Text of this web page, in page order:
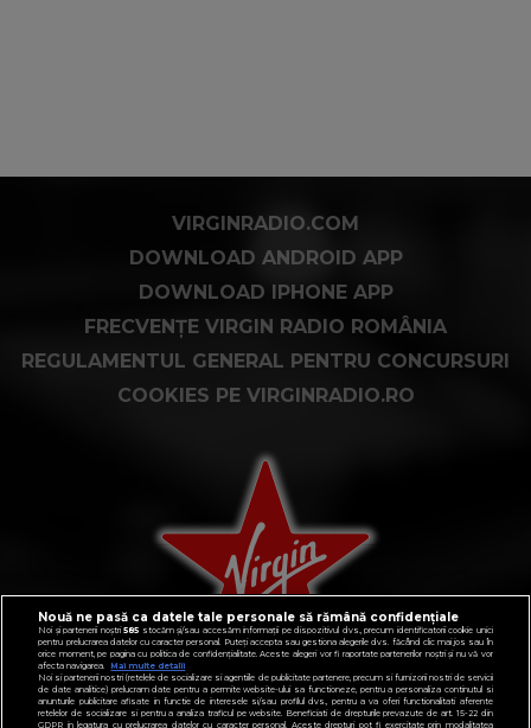
VIRGINRADIO.COM
DOWNLOAD ANDROID APP
DOWNLOAD IPHONE APP
FRECVENȚE VIRGIN RADIO ROMÂNIA
REGULAMENTUL GENERAL PENTRU CONCURSURI
COOKIES PE VIRGINRADIO.RO
Nouă ne pasă ca datele tale personale să rămână confidențiale
Noi și partenerii noștri585 stocăm și/sau accesăm informații pe dispozitivul dvs., precum identificatorii cookie unici
pentru prelucrarea datelor cu caracter personal. Puteți accepta sau gestiona alegerile dvs. făcând clic mai jos sau în
orice moment, pe pagina cu politica de confidențialitate. Aceste alegeri vor fi raportate partenerilor noștri și nu vă vor
afecta navigarea.
Mai multe detalii
Noi si partenerii nostri (retelele de socializare si agentiile de publicitate partenere, precum si furnizorii nostri de servicii
de date analitice) prelucram date pentru a permite website-ului sa functioneze, pentru a personaliza continutul si
anunturile publicitare afisate in functie de interesele si/sau profilul dvs., pentru a va oferi functionalitati aferente
retelelor de socializare si pentru a analiza traficul pe website. Beneficiati de drepturile prevazute de art. 15-22 din
GDPR in legatura cu prelucrarea datelor cu caracter personal. Aceste drepturi pot fi exercitate prin modalitatea